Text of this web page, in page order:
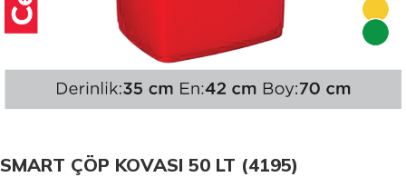
SMART ÇÖP KOVASI 50 LT (4195)